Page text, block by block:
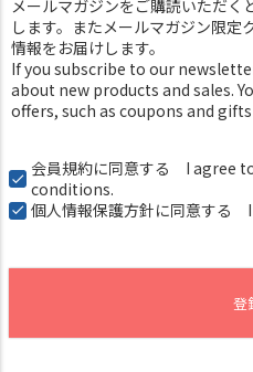
メールマガジンをご購読いただ
します。またメールマガジン限定
情報をお届けします。
If you subscribe to our
about new products and sales.
offers, such as coupons and
会員規約に同意する I agree
conditions.
個人情報保護方針に同意する
登